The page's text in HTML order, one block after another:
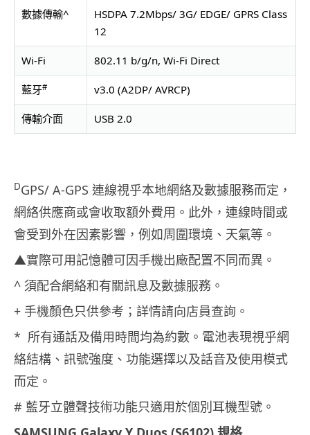
數據傳輸^
HSDPA 7.2Mbps/ 3G/ EDGE/ GPRS Class
12
Wi-Fi 802.11 b/g/n, Wi-Fi Direct
藍牙# v3.0 (A2DP/ AVRCP)
傳輸介面 USB 2.0
DGPS/ A-GPS 連線視乎本地網絡及數據服務而定，
網絡供應商或會收取額外費用。 此外，連線時間或
會受到外在因素影響，例如周圍環境、天氣等。
▲實際可用記憶體可因手機出廠配置不同而異。
^ 須配合網絡和有關訊息及數據服務。
+ 手機顏色只供參考；詳情請向店員查詢。
* 所有通話及備用時間均為約數。電池表現視乎網
絡結構、訊號強度、 功能選擇以及話音及使用模式
而定。
# 藍牙立體聲技術功能只適用於個別耳機型號。